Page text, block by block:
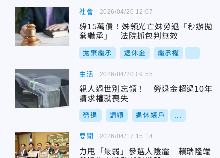
社會
躲15萬債！姊領光亡妹勞退「秒辦拋
棄繼承」 法院抓包判無效
拋棄繼承 退休金 繼承權
2026/04/20 12:07
生活
親人過世別忘領！ 勞退金超過10年
請求權就喪失
勞退 請領 退休帳戶
2026/04/20 09:55
要聞
力甩「最弱」參選人陰霾 賴瑞隆端
2026/04/17 15:14